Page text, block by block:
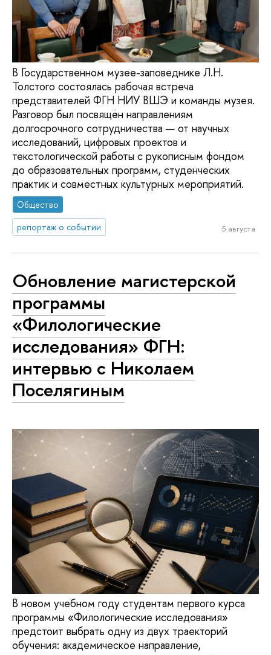
В Государственном музее-заповеднике Л.Н.
Толстого состоялась рабочая встреча
представителей ФГН НИУ ВШЭ и команды музея.
Разговор был посвящён направлениям
долгосрочного сотрудничества — от научных
исследований, цифровых проектов и
текстологической работы с рукописным фондом
до образовательных программ, студенческих
практик и совместных культурных мероприятий.
Общество
репортаж о событии
5 августа
Обновление магистерской
программы
«Филологические
исследования» ФГН:
интервью с Николаем
Поселягиным
В новом учебном году студентам первого курса
программы «Филологические исследования»
предстоит выбрать одну из двух траекторий
обучения: академическое направление,